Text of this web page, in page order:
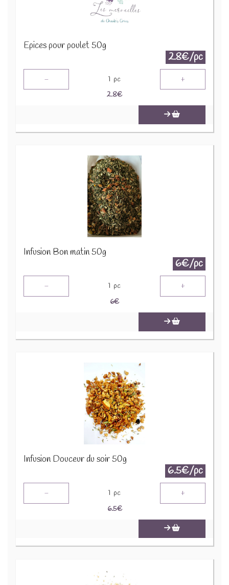
Epices pour poulet 50g
2.8€/pc
- 1 pc +
2.8€
Infusion Bon matin 50g
6€/pc
- 1 pc +
6€
Infusion Douceur du soir 50g
6.5€/pc
- 1 pc +
6.5€